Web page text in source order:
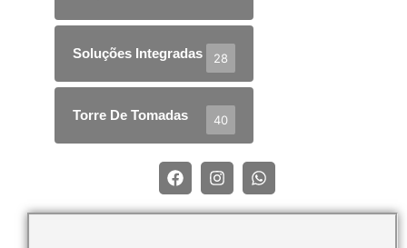
Soluções Integradas 28
Torre De Tomadas 40